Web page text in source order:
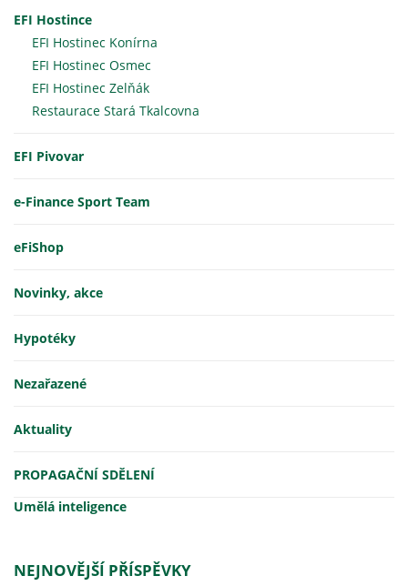
EFI Hostince
EFI Hostinec Konírna
EFI Hostinec Osmec
EFI Hostinec Zelňák
Restaurace Stará Tkalcovna
EFI Pivovar
e-Finance Sport Team
eFiShop
Novinky, akce
Hypotéky
Nezařazené
Aktuality
PROPAGAČNÍ SDĚLENÍ
Umělá inteligence
NEJNOVĚJŠÍ PŘÍSPĚVKY